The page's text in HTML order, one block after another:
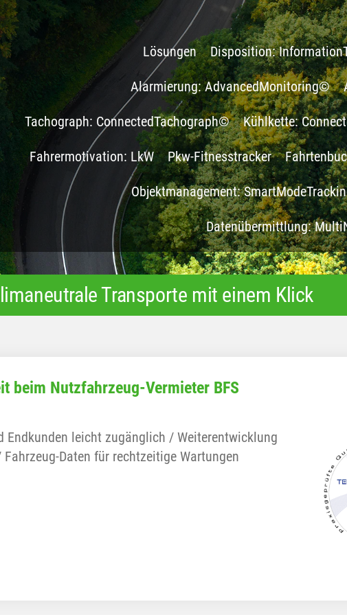
Lösungen
Disposition:
Alarmierung: AdvancedMonitoring©
Tachograph: ConnectedTachograph© Kühlkette:
Fahrermotivation: LkW Pkw-Fitnesstracker
Objektmanagement:
Datenübermittlung:
Transporte mit einem Klick
beim Nutzfahrzeug-Vermieter BFS
Endkunden leicht zugänglich / Weiterentwicklung
Daten für rechtzeitige Wartungen